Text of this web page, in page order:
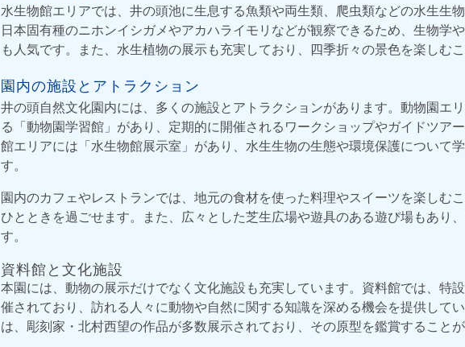
水生物館エリアでは、井の頭池に生息する魚類や両生類、爬虫類などの水生生物
日本固有種のニホンイシガメやアカハライモリなどが観察できるため、生物学
も人気です。また、水生植物の展示も充実しており、四季折々の景色を楽しむこ
園内の施設とアトラクション
井の頭自然文化園内には、多くの施設とアトラクションがあります。動物園エ
る「動物園学習館」があり、定期的に開催されるワークショップやガイドツア
館エリアには「水生物館展示室」があり、水生生物の生態や環境保護について
す。
園内のカフェやレストランでは、地元の食材を使った料理やスイーツを楽しむ
ひとときを過ごせます。また、広々とした芝生広場や遊具のある遊び場もあり
す。
資料館と文化施設
本園には、動物の展示だけでなく文化施設も充実しています。資料館では、特
催されており、訪れる人々に動物や自然に関する知識を深める機会を提供して
は、彫刻家・北村西望の作品が多数展示されており、その原型を鑑賞することが